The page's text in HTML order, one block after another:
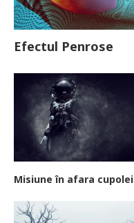
Efectul Penrose
Misiune în afara cupolei